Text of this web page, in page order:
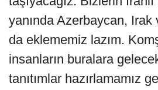
yanında Azerbaycan, Irak
da eklememiz lazım.
insanların buralara
tanıtımlar hazırlamamız